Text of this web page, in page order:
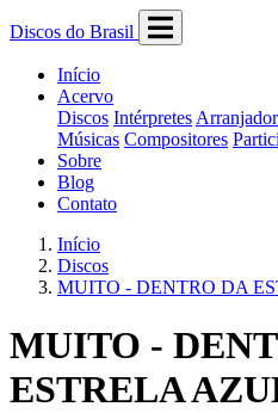
Discos do Brasil
Início
Acervo
Discos Intérpretes
Músicas Compositores
Sobre
Blog
Contato
Início
Discos
MUITO - DENTRO DA
MUITO -
ESTRELA